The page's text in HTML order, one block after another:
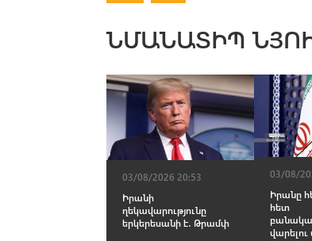
ՆՄԱՆԱՏԻՊ
03/08/2026 20:53
Իրանի
ղեկավարությունը
երկերեսանի է․ Թրամփ
03/08/
Իրանը
հետ